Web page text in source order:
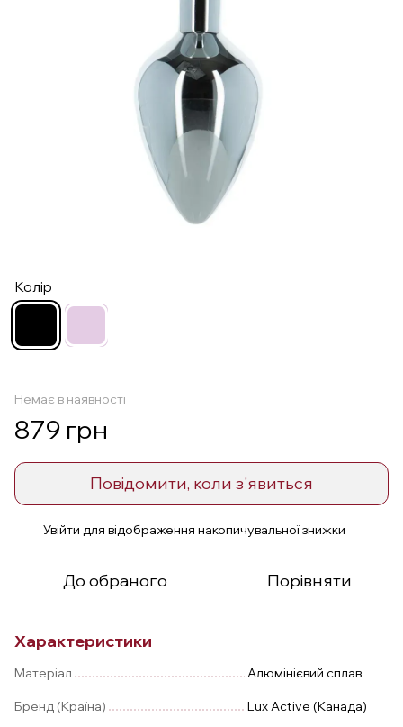
Колір
Немає в наявності
879 грн
Повідомити, коли з'явиться
Увійти для відображення накопичувальної знижки
До обраного Порівняти
Характеристики
Матеріал Алюмінієвий сплав
Бренд (Країна) Lux Active (Канада)